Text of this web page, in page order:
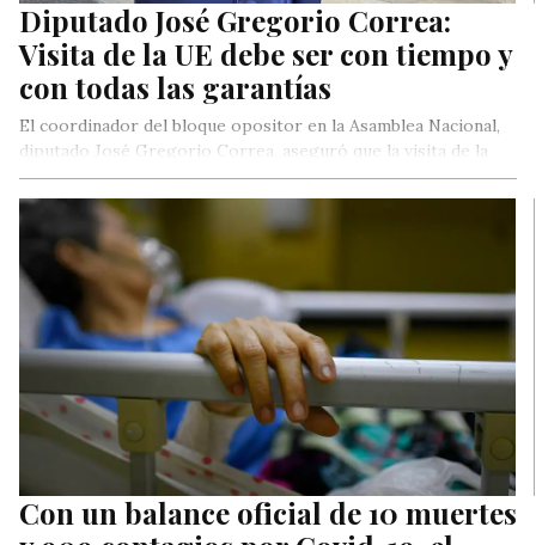
Diputado José Gregorio Correa:
Visita de la UE debe ser con tiempo y
con todas las garantías
El coordinador del bloque opositor en la Asamblea Nacional,
diputado José Gregorio Correa, aseguró que la visita de la
Unión…
Con un balance oficial de 10 muertes